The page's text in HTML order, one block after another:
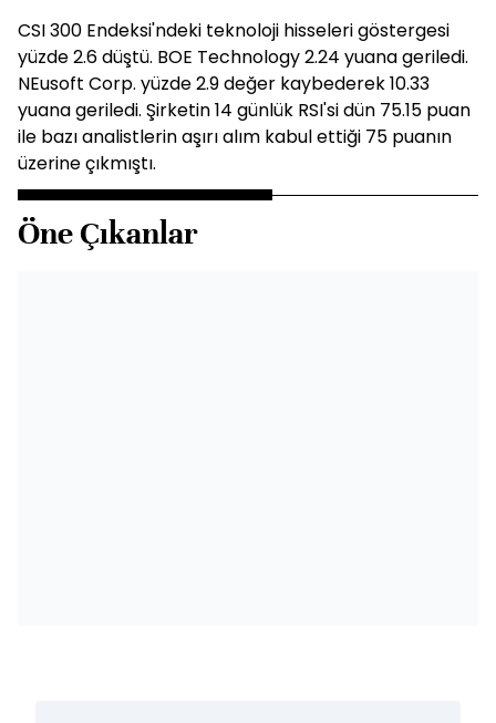
CSI 300 Endeksi'ndeki teknoloji hisseleri göstergesi
yüzde 2.6 düştü. BOE Technology 2.24 yuana geriledi.
NEusoft Corp. yüzde 2.9 değer kaybederek 10.33
yuana geriledi. Şirketin 14 günlük RSI'si dün 75.15 puan
ile bazı analistlerin aşırı alım kabul ettiği 75 puanın
üzerine çıkmıştı.
Öne Çıkanlar